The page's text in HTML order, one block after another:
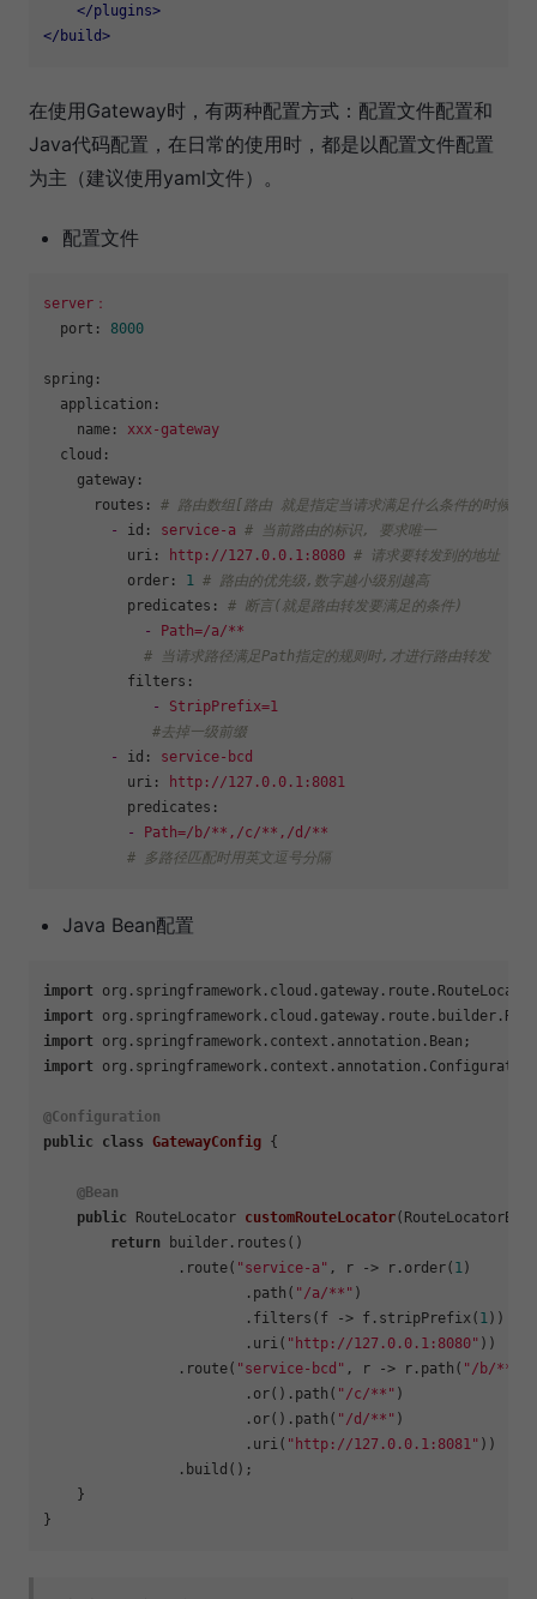
</plugins>
</ build>
在使用Gateway时，有两种配置方式：配置文件配置和
Java代码配置，在日常的使用时，都是以配置文件配置
为主（建议使用yaml文件）。
配置文件
server：
port:
8000
spring:
application:
name:
xxx-gateway
cloud:
gateway:
routes:
# 路由数组[路由 就是指定当请求满足什么条件的时候转
-
id: service-a # 当前路由的标识, 要求唯一
uri:
http://127.0.0.1:8080 # 请求要转发到的地址
order:
1 # 路由的优先级,数字越小级别越高
predicates:
# 断言(就是路由转发要满足的条件)
-
Path=/a/**
# 当请求路径满足Path指定的规则时,才进行路由转发
filters:
-
StripPrefix=1
#去掉一级前缀
-
id:
service-bcd
uri:
http://127.0.0.1:8081
predicates:
-
Path=/b/**,/c/**,/d/**
# 多路径匹配时用英文逗号分隔
Java Bean配置
import
import
import
import
@Configuration
public
class GatewayConfig {
@Bean
public RouteLocator customRouteLocator
return builder.routes()
                .route(
"service-a" , r -> r.order( 1 )
                        .path(
"/a/**" )
                        .filters(f -> f.stripPrefix(
1 ))
                        .uri(
"http://127.0.0.1:8080" ))
                .route(
"service-bcd" , r -> r.path( "/b/**"
                        .or().path(
"/c/**" )
                        .or().path(
"/d/**" )
                        .uri(
"http://127.0.0.1:8081" ))
                .build();
    }